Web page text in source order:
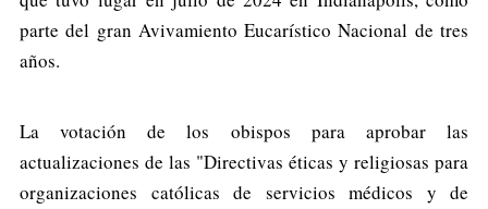
parte del gran Avivamiento Eucarístico Nacional de tres
años.
La votación de los obispos para aprobar las
actualizaciones de las "Directivas éticas y religiosas para
organizaciones católicas de servicios médicos y de